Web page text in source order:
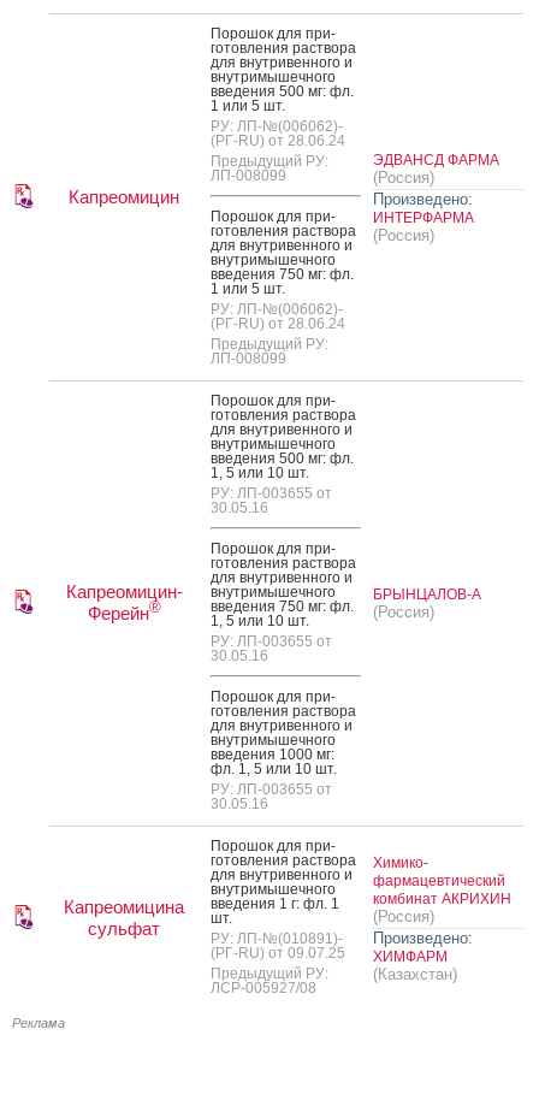
Капреомицин
По­рошок для при­
готов­ле­ния рас­тво­ра
для внут­ри­вен­но­го и
внут­ри­мышеч­но­го
вве­дения 500 мг: фл.
1 или 5 шт.
РУ: ЛП-№(006062)-
(РГ-RU) от 28.06.24
Предыдущий РУ:
ЛП-008099
По­рошок для при­
готов­ле­ния рас­тво­ра
для внут­ри­вен­но­го и
внут­ри­мышеч­но­го
вве­дения 750 мг: фл.
1 или 5 шт.
РУ: ЛП-№(006062)-
(РГ-RU) от 28.06.24
Предыдущий РУ:
ЛП-008099
ЭДВАНСД ФАРМА
(Россия)
Произведено:
ИНТЕРФАРМА
(Россия)
Капреомицин-
Ферейн®
По­рошок для при­
готов­ле­ния рас­тво­ра
для внут­ри­вен­но­го и
внут­ри­мышеч­но­го
вве­дения 500 мг: фл.
1, 5 или 10 шт.
РУ: ЛП-003655 от
30.05.16
По­рошок для при­
готов­ле­ния рас­тво­ра
для внут­ри­вен­но­го и
внут­ри­мышеч­но­го
вве­дения 750 мг: фл.
1, 5 или 10 шт.
РУ: ЛП-003655 от
30.05.16
По­рошок для при­
готов­ле­ния рас­тво­ра
для внут­ри­вен­но­го и
внут­ри­мышеч­но­го
вве­дения 1000 мг:
фл. 1, 5 или 10 шт.
РУ: ЛП-003655 от
30.05.16
БРЫНЦАЛОВ-А
(Россия)
Капреомицина
сульфат
По­рошок для при­
готов­ле­ния рас­тво­ра
для внут­ри­вен­но­го и
внут­ри­мышеч­но­го
вве­дения 1 г: фл. 1
шт.
РУ: ЛП-№(010891)-
(РГ-RU) от 09.07.25
Предыдущий РУ:
ЛСР-005927/08
Химико-
фармацевтический
комбинат АКРИХИН
(Россия)
Произведено:
ХИМФАРМ
(Казахстан)
Реклама